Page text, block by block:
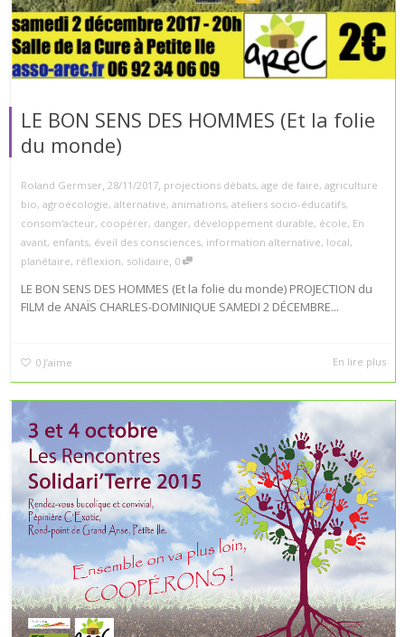
LE BON SENS DES HOMMES (Et la folie
du monde)
Roland Germser, 28/11/2017, projections débats, age de faire, agriculture
bio, agroécologie, alternative, animations, ateliers socio-éducatifs,
consom'acteur, coopérer, danger, développement durable, école, En
avant, enfants, éveil des consciences, information alternative, local,
planétaire, réflexion, solidaire, 0
LE BON SENS DES HOMMES (Et la folie du monde) PROJECTION du
FILM de ANAÏS CHARLES-DOMINIQUE SAMEDI 2 DÉCEMBRE...
0 J’aime En lire plus